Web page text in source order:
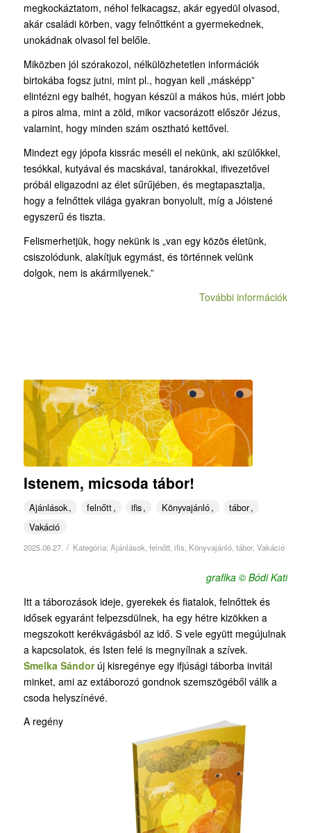
megkockáztatom, néhol felkacagsz, akár egyedül olvasod,
akár családi körben, vagy felnőttként a gyermekednek,
unokádnak olvasol fel belőle.
Miközben jól szórakozol, nélkülözhetetlen információk
birtokába fogsz jutni, mint pl., hogyan kell „másképp”
elintézni egy balhét, hogyan készül a mákos hús, miért jobb
a piros alma, mint a zöld, mikor vacsorázott először Jézus,
valamint, hogy minden szám osztható kettővel.
Mindezt egy jópofa kissrác meséli el nekünk, aki szülőkkel,
tesókkal, kutyával és macskával, tanárokkal, ifivezetővel
próbál eligazodni az élet sűrűjében, és megtapasztalja,
hogy a felnőttek világa gyakran bonyolult, míg a Jóistené
egyszerű és tiszta.
Felismerhetjük, hogy nekünk is „van egy közös életünk,
csiszolódunk, alakítjuk egymást, és történnek velünk
dolgok, nem is akármilyenek.”
További információk
Istenem, micsoda tábor!
Ajánlások felnőtt ifis Könyvajánló
tábor
Vakáció
2025.06.27. / Kategória: Ajánlások felnőtt, ifis Könyvajánló, tábor, Vakáció
grafika © Bódi Kati
Itt a táborozások ideje, gyerekek és fiatalok, felnőttek és
idősek egyaránt felpezsdülnek, ha egy hétre kizökken a
megszokott kerékvágásból az idő. S vele együtt megújulnak
a kapcsolatok, és Isten felé is megnyílnak a szívek.
Smelka Sándorúj kisregénye egy ifjúsági táborba invitál
minket, ami az extáborozó gondnok szemszögéből válik a
csoda helyszínévé.
A regény